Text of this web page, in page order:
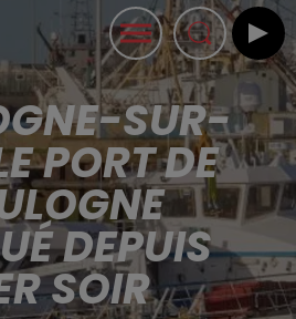
SUR-
PORT DE
DEPUIS
SOIR